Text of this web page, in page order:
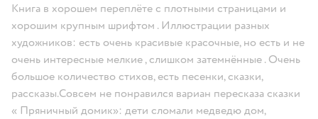
Книга в хорошем переплёте с плотными страницами и
хорошим крупным шрифтом . Иллюстрации разных
художников: есть очень красивые красочные, но есть и не
очень интересные мелкие , слишком затемнённые . Очень
большое количество стихов, есть песенки, сказки,
рассказы.Совсем не понравился вариан пересказа сказки
« Пряничный домик»: дети сломали медведю дом,